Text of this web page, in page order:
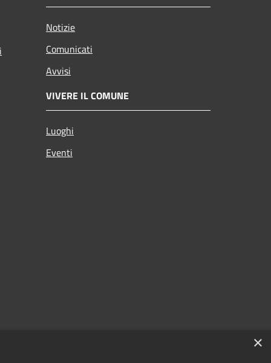
Notizie
Comunicati
Avvisi
VIVERE IL COMUNE
Luoghi
Eventi
×